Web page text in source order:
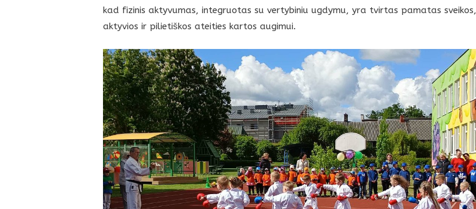
kad fizinis aktyvumas, integruotas su vertybiniu ugdymu, yra tvirtas pamatas sveikos,
aktyvios ir pilietiškos ateities kartos augimui.